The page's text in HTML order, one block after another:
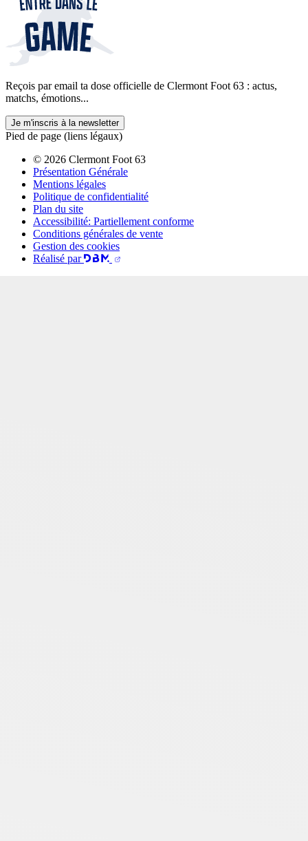
Reçois par email ta dose officielle de Clermont Foot 63 : actus,
matchs, émotions...
Je m'inscris à la newsletter
Pied de page (liens légaux)
© 2026 Clermont Foot 63
Présentation Générale
Mentions légales
Politique de confidentialité
Plan du site
Accessibilité: Partiellement conforme
Conditions générales de vente
Gestion des cookies
Réalisé par